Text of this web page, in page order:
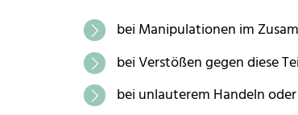
bei Manipulationen im
bei Verstößen gegen diese
bei unlauterem Handeln oder